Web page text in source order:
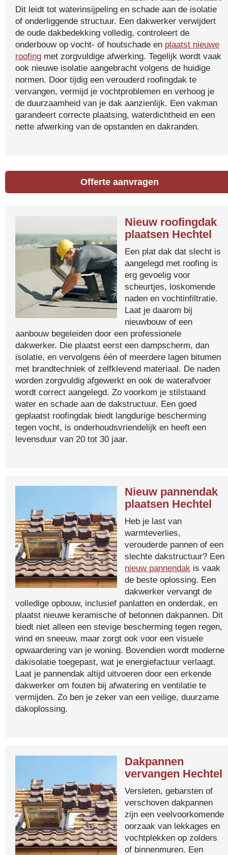
Dit leidt tot waterinsijpeling en schade aan de isolatie
of onderliggende structuur. Een dakwerker verwijdert
de oude dakbedekking volledig, controleert de
onderbouw op vocht- of houtschade en plaatst nieuwe
roofing met zorgvuldige afwerking. Tegelijk wordt vaak
ook nieuwe isolatie aangebracht volgens de huidige
normen. Door tijdig een verouderd roofingdak te
vervangen, vermijd je vochtproblemen en verhoog je
de duurzaamheid van je dak aanzienlijk. Een vakman
garandeert correcte plaatsing, waterdichtheid en een
nette afwerking van de opstanden en dakranden.
Offerte aanvragen
Nieuw roofingdak
plaatsen Hechtel
Een plat dak dat slecht is
aangelegd met roofing is
erg gevoelig voor
scheurtjes, loskomende
naden en vochtinfiltratie.
Laat je daarom bij
nieuwbouw of een
aanbouw begeleiden door een professionele
dakwerker. Die plaatst eerst een dampscherm, dan
isolatie, en vervolgens één of meerdere lagen bitumen
met brandtechniek of zelfklevend materiaal. De naden
worden zorgvuldig afgewerkt en ook de waterafvoer
wordt correct aangelegd. Zo voorkom je stilstaand
water en schade aan de dakstructuur. Een goed
geplaatst roofingdak biedt langdurige bescherming
tegen vocht, is onderhoudsvriendelijk en heeft een
levensduur van 20 tot 30 jaar.
Nieuw pannendak
plaatsen Hechtel
Heb je last van
warmteverlies,
verouderde pannen of een
slechte dakstructuur? Een
nieuw pannendak is vaak
de beste oplossing. Een
dakwerker vervangt de
volledige opbouw, inclusief panlatten en onderdak, en
plaatst nieuwe keramische of betonnen dakpannen. Dit
biedt niet alleen een stevige bescherming tegen regen,
wind en sneeuw, maar zorgt ook voor een visuele
opwaardering van je woning. Bovendien wordt moderne
dakisolatie toegepast, wat je energiefactuur verlaagt.
Laat je pannendak altijd uitvoeren door een erkende
dakwerker om fouten bij afwatering en ventilatie te
vermijden. Zo ben je zeker van een veilige, duurzame
dakoplossing.
Dakpannen
vervangen Hechtel
Versleten, gebarsten of
verschoven dakpannen
zijn een veelvoorkomende
oorzaak van lekkages en
vochtplekken op zolders
of binnenmuren. Een